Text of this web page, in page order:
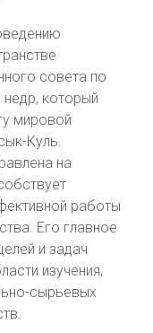
совета по
который
мировой
Куль.
на
работы
Его главное
и задач
изучения,
сырьевых